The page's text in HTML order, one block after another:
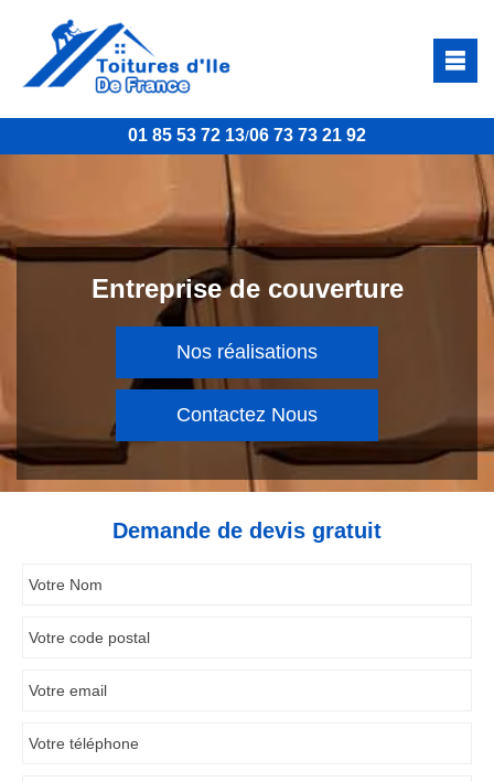
01 85 53 72 13/06 73 73 21 92
Entreprise de couverture
Nos réalisations
Contactez Nous
Demande de devis gratuit